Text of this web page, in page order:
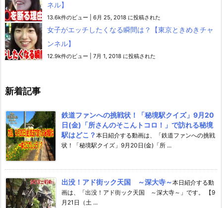
ネル】
13.6k件のビュー 6月 25, 2018 に投稿された
女子がエッチしたくなる瞬間は？【東京ときめきチャ
ンネル】
12.9k件のビュー 7月 1, 2018 に投稿された
新着記事
鉄道ファンへの挑戦状！「秘境駅クイズ」9月20
日(金)「所さんのそこんトコロ！」で訪れる秘境
駅はどこ？ 本日紹介する動画は、「鉄道ファンへの挑戦
状！「秘境駅クイズ」9月20日(金)「所 ...
出没！アド街ック天国 ～深大寺～本日紹介する動
画は、「出没！アド街ック天国 ～深大寺～」です。 【9
月21日（土 ...